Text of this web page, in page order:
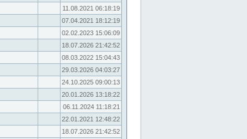
11.08.2021 06:18:19
07.04.2021 18:12:19
02.02.2023 15:06:09
18.07.2026 21:42:52
08.03.2022 15:04:43
29.03.2026 04:03:27
24.10.2025 09:00:13
20.01.2026 13:18:22
06.11.2024 11:18:21
22.01.2021 12:48:22
18.07.2026 21:42:52